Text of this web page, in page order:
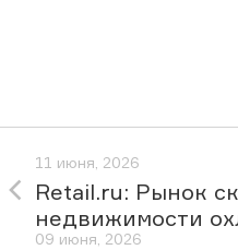
11 июня, 2026
Retail.ru: Рынок
недвижимости
09 июня, 2026